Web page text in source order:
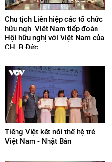
Chủ tịch Liên hiệp các tổ chức
hữu nghị Việt Nam tiếp đoàn
Hội hữu nghị với Việt Nam của
CHLB Đức
Tiếng Việt kết nối thế hệ trẻ
Việt Nam - Nhật Bản